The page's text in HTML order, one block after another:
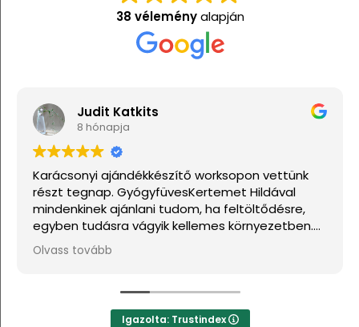
38 véleményalapján
Judit Katkits
8 hónapja
ajándékkészítő worksopon vettünk
GyógyfüvesKertemet Hildával
ajánlani tudom, ha feltöltődésre,
tudásra vágyik kellemes környezetben.
sokkal több csillagot adni, akkor azt
tovább
Nagyon
Igazolta: Trustindex